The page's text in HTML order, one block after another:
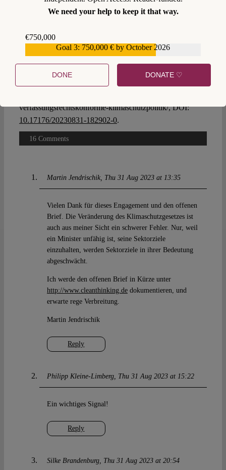
Lescano, Andreas, Groß, Thomas, Klinger, Remo,
völker- und verfassungsrechtskonforme
Klimaschutzpolitik: Effektive Maßnahmen gegen die
verfassungsrechtskonforme-klimaschutzpolitik/, DOI:
10.17176/20230831-182902-0.
16 Comments
Martin Jendrischik Thu 31 Aug 2023 at 13:35
Reply
Vielen Dank für dieses Engagement und den offenen
Brief. Die Veränderung des Klimaschutzgesetzes ist
auch aus meiner Sicht ein schwerer Fehler. Nur, weil
ein Minister unfähig ist, seine Sektorziele
einzuhalten, werden Sektorziele in ihrer Bedeutung
abgeschwächt.
Ich werde den offenen Brief in Kürze unter
http://www.cleanthinking.dedokumentieren, und
erwarte rege Verbreitung.
Martin Jendrischik
Philipp Kleine-Limberg Thu 31 Aug 2023 at 15:22
Reply
Ein wichtiges Signal!
Silke Brandenburg Thu 31 Aug 2023 at 20:54
We need your help to keep it that way.
€750,000
Goal 3: 750,000 € by October 2026
DONE DONATE ♡